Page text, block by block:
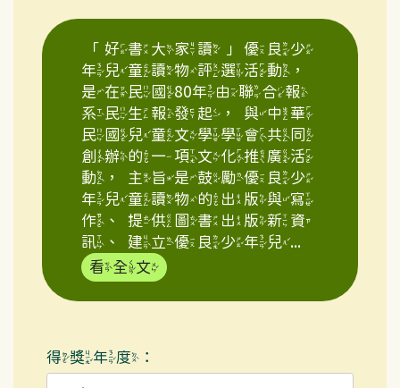
「好書大家讀」優良少
年兒童讀物評選活動，
是在民國80年由聯合報
系民生報發起，與中華
民國兒童文學學會共同
創辦的一項文化推廣活
動，主旨是鼓勵優良少
年兒童讀物的出版與寫
作、提供圖書出版新資
訊、建立優良少年兒...
看全文
得獎年度：